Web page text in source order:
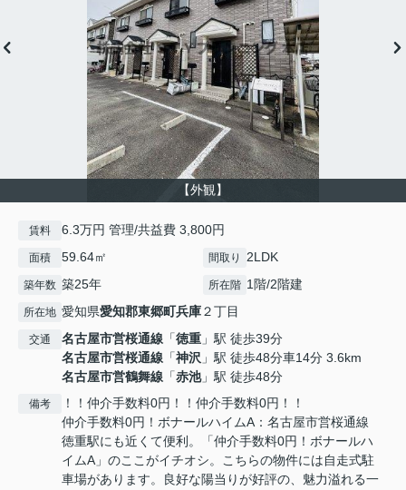
【外観】
賃料 6.3万円 管理/共益費 3,800円
面積 59.64㎡ 間取り 2LDK
築年数 築25年 所在階 1階/2階建
所在地 愛知県愛知郡東郷町兵庫２丁目
交通 名古屋市営桜通線 「徳重 」駅 徒歩39分
名古屋市営桜通線 「神沢 」駅 徒歩48分車14分 3.6km
名古屋市営鶴舞線 「赤池」駅 徒歩48分
備考
！！仲介手数料0円！！仲介手数料0円！！
仲介手数料0円！ボナールハイムA：名古屋市営桜通線
徳重駅にも近くて便利。「仲介手数料0円！ボナールハ
イムA」のここがイチオシ。こちらの物件には自走式駐
車場があります。良好な陽当りが好評の、魅力溢れる一